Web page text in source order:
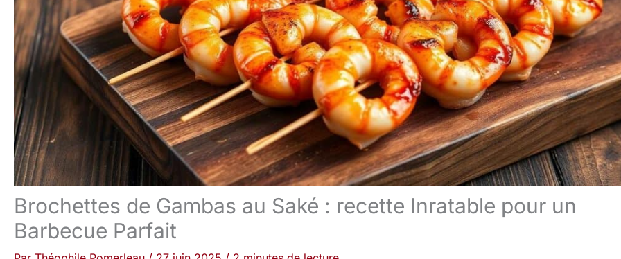
Brochettes de Gambas au Saké : recette Inratable pour un
Barbecue Parfait